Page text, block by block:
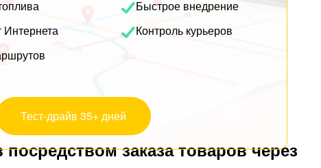
Быстрое внедрение
Интернета
Контроль курьеров
Тест-драйв 35+ дней
заказа товаров через